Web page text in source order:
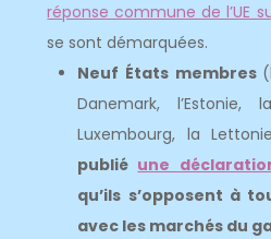
réponse commune de l’UE
se sont démarquées.
Neuf États membres
Danemark, l’Estonie,
Luxembourg, la
publié une
qu’ils s’opposent à
avec les marchés du